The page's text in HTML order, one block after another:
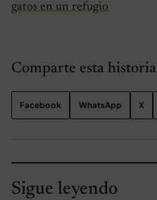
gatos en un refugio
Comparte esta historia
Facebook WhatsApp X
Sigue leyendo